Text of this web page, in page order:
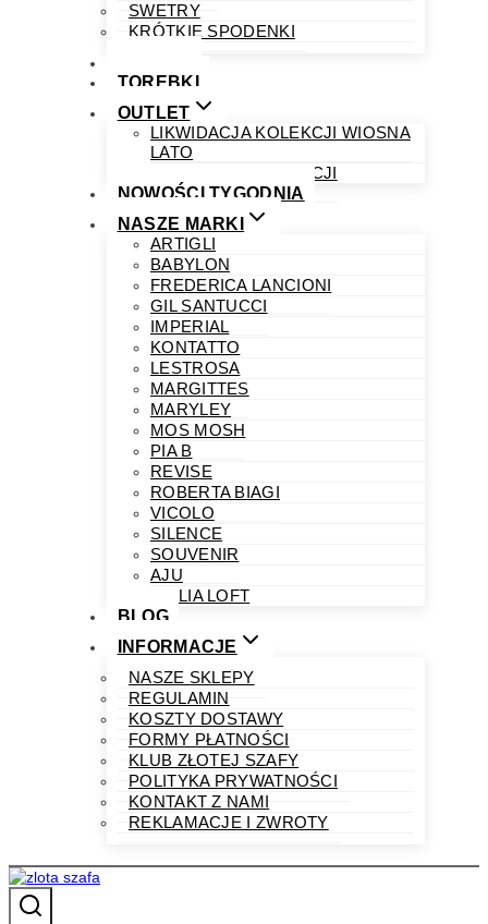
SWETRY
KRÓTKIE SPODENKI
TOREBKI
OUTLET
LIKWIDACJA KOLEKCJI WIOSNA
LATO
LIKWIDACJA KOLEKCJI
NOWOŚCI TYGODNIA
NASZE MARKI
ARTIGLI
BABYLON
FREDERICA LANCIONI
GIL SANTUCCI
IMPERIAL
KONTATTO
LESTROSA
MARGITTES
MARYLEY
MOS MOSH
PIA B
REVISE
ROBERTA BIAGI
VICOLO
SILENCE
SOUVENIR
AJU
PHILIA LOFT
BLOG
INFORMACJE
NASZE SKLEPY
REGULAMIN
KOSZTY DOSTAWY
FORMY PŁATNOŚCI
KLUB ZŁOTEJ SZAFY
POLITYKA PRYWATNOŚCI
KONTAKT Z NAMI
REKLAMACJE I ZWROTY